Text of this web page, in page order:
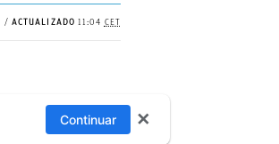
ACTUALIZADO 11:04 CET
Continuar ✕